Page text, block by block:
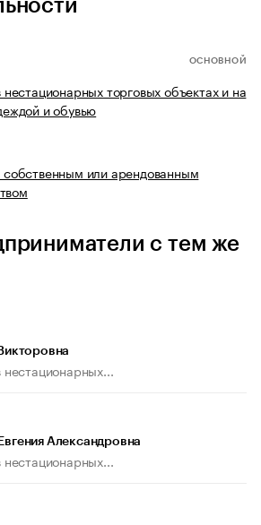
ОСНОВНОЙ
нестационарных торговых объектах и на
и обувью
или арендованным
с тем же
нестационарных...
Александровна
нестационарных...